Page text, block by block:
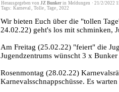
Herausgegeben von JZ Bunker in Meldungen · 21/2/2022
Tags: Karneval , Tolle, Tage, 2022
Wir bieten Euch über die "tollen
24.02.22) geht's los mit schminken,
Am Freitag (25.02.22) "feiert" die
Jugendzentrums wünscht 3 x
Rosenmontag (28.02.22)
Karnevalsschnappschüsse. Es